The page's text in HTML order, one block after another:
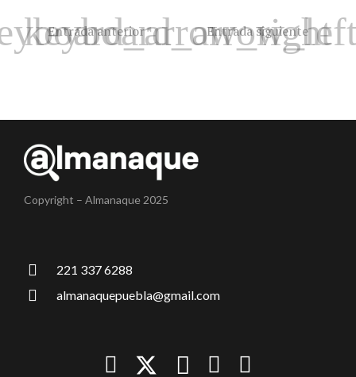
Entrada anterior Entrada siguiente
Copyright – Almanaque 2025
221 337 6288
almanaquepuebla@gmail.com